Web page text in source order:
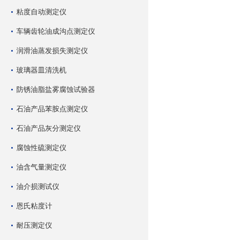
粘度自动测定仪
车辆齿轮油成沟点测定仪
润滑油蒸发损失测定仪
玻璃器皿清洗机
防锈油脂盐雾腐蚀试验器
石油产品苯胺点测定仪
石油产品灰分测定仪
腐蚀性硫测定仪
油含气量测定仪
油介损测试仪
恩氏粘度计
耐压测定仪